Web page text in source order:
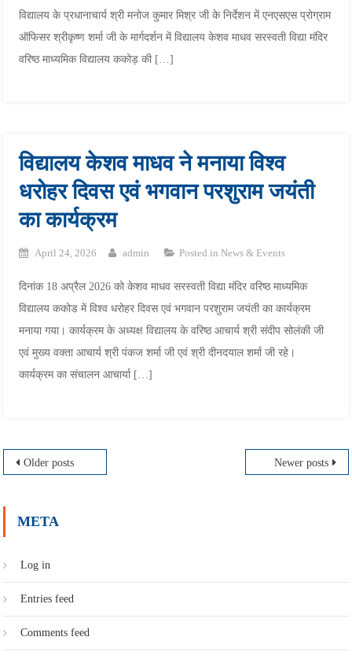
विद्यालय के प्रधानाचार्य श्री मनोज कुमार मिश्र जी के निर्देशन में एनएसएस प्रोग्राम
ऑफिसर श्रीकृष्ण शर्मा जी के मार्गदर्शन में विद्यालय केशव माधव सरस्वती विद्या मंदिर
वरिष्ठ माध्यमिक विद्यालय ककोड़ की […]
विद्यालय केशव माधव ने मनाया विश्व
धरोहर दिवस एवं भगवान परशुराम जयंती
का कार्यक्रम
April 24, 2026 admin Posted in News & Events
दिनांक 18 अप्रैल 2026 को केशव माधव सरस्वती विद्या मंदिर वरिष्ठ माध्यमिक
विद्यालय ककोड में विश्व धरोहर दिवस एवं भगवान परशुराम जयंती का कार्यक्रम
मनाया गया। कार्यक्रम के अध्यक्ष विद्यालय के वरिष्ठ आचार्य श्री संदीप सोलंकी जी
एवं मुख्य वक्ता आचार्य श्री पंकज शर्मा जी एवं श्री दीनदयाल शर्मा जी रहे।
कार्यक्रम का संचालन आचार्या […]
Posts
Older posts Newer posts
META
Log in
Entries feed
Comments feed